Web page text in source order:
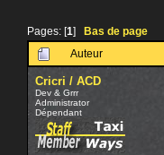
Pages: [1] Bas de page
Auteur
Cricri / ACD
Dev & Grrr
Administrator
Dépendant